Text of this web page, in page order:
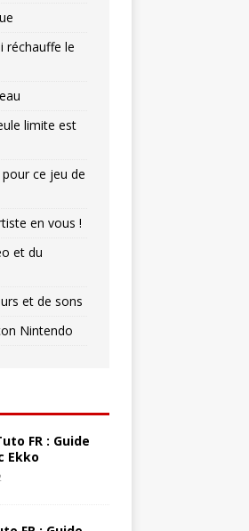
réchauffe le
limite est
ce jeu de
en vous !
et du
et de sons
Nintendo
FR : Guide
Ekko